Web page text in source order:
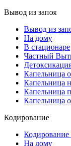
Вывод из запоя
Вывод из
На дому
В стационаре
Частный
Капельница
Капельница
Капельница
Капельница
Кодирование
Кодирование
На дому